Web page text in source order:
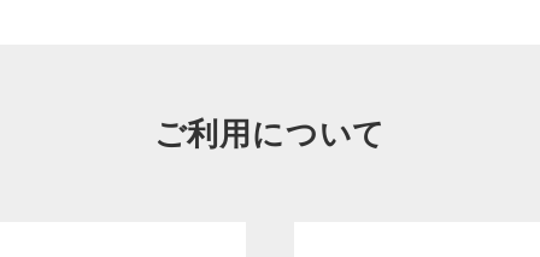
ご利用について